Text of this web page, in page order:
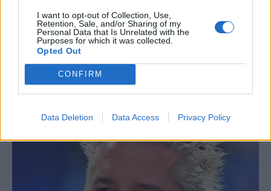
I want to opt-out of Collection, Use,
Retention, Sale, and/or Sharing of my
Personal Data that Is Unrelated with the
Purposes for which it was collected.
Opted Out
CONFIRM
Data Deletion Data Access Privacy Policy